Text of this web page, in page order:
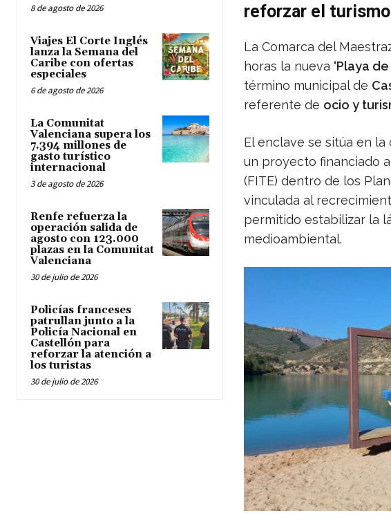
8 de agosto de 2026
Viajes El Corte Inglés
lanza la Semana del
Caribe con ofertas
especiales
6 de agosto de 2026
La Comunitat
Valenciana supera los
7.394 millones de
gasto turístico
internacional
3 de agosto de 2026
Renfe refuerza la
operación salida de
agosto con 123.000
plazas en la Comunitat
Valenciana
30 de julio de 2026
Policías franceses
patrullan junto a la
Policía Nacional en
Castellón para
reforzar la atención a
los turistas
30 de julio de 2026
reforzar el
La Comarca del
horas la nueva ‘Playa
término municipal de
referente de ocio y
El enclave se sitúa en
un proyecto financiado
(FITE) dentro de los
vinculada al
permitido estabilizar la
medioambiental.